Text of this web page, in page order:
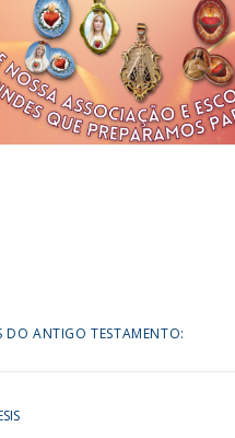
DO ANTIGO TESTAMENTO: